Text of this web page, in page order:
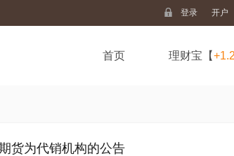
登录 开户
首页 理财宝【
货为代销机构的公告